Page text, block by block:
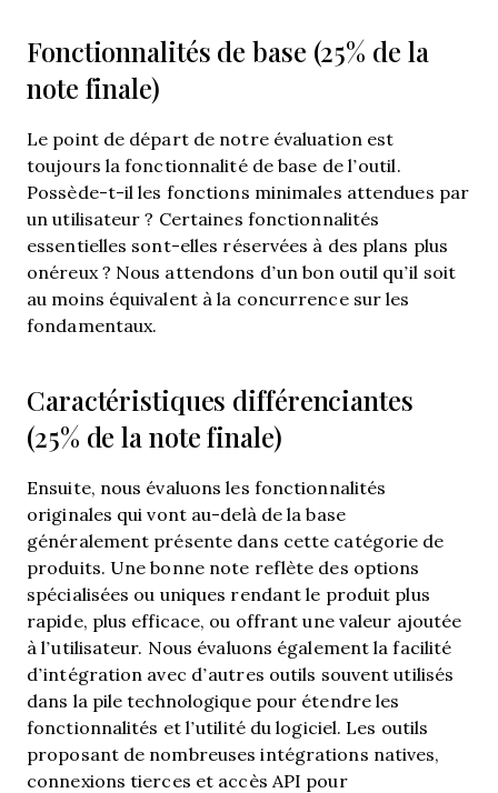
Fonctionnalités de base (25% de la
note finale)
Le point de départ de notre évaluation est
toujours la fonctionnalité de base de l’outil.
Possède-t-il les fonctions minimales attendues par
un utilisateur ? Certaines fonctionnalités
essentielles sont-elles réservées à des plans plus
onéreux ? Nous attendons d’un bon outil qu’il soit
au moins équivalent à la concurrence sur les
fondamentaux.
Caractéristiques différenciantes
(25% de la note finale)
Ensuite, nous évaluons les fonctionnalités
originales qui vont au-delà de la base
généralement présente dans cette catégorie de
produits. Une bonne note reflète des options
spécialisées ou uniques rendant le produit plus
rapide, plus efficace, ou offrant une valeur ajoutée
à l’utilisateur. Nous évaluons également la facilité
d’intégration avec d’autres outils souvent utilisés
dans la pile technologique pour étendre les
fonctionnalités et l’utilité du logiciel. Les outils
proposant de nombreuses intégrations natives,
connexions tierces et accès API pour